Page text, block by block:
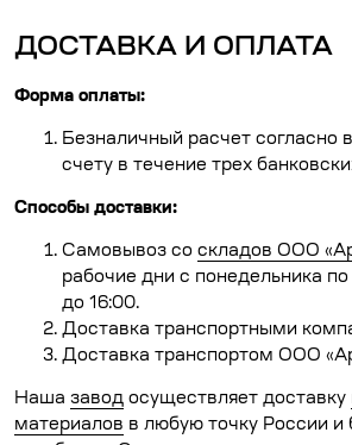
ДОСТАВКА И ОПЛАТА
Форма оплаты:
Безналичный расчет согласно
счету в течение трех
Способы доставки:
Самовывоз со складов ООО
рабочие дни с понедельника
до 16:00.
Доставка транспортными
Доставка транспортом ООО
Наша завод осуществляет доставку
материалов в любую точку России и